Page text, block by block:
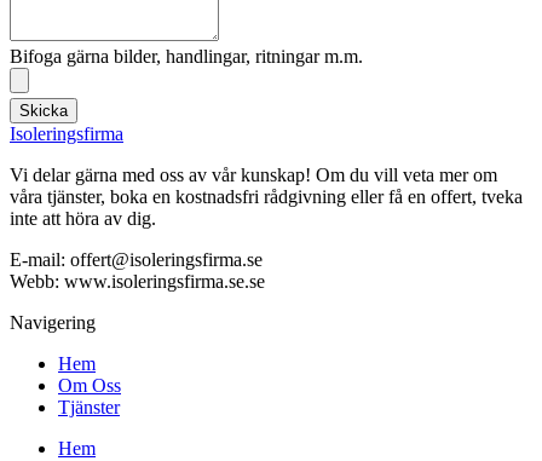
Bifoga gärna bilder, handlingar, ritningar m.m.
Skicka
Isoleringsfirma
Vi delar gärna med oss av vår kunskap! Om du vill veta mer om
våra tjänster, boka en kostnadsfri rådgivning eller få en offert, tveka
inte att höra av dig.
E-mail: offert@isoleringsfirma.se
Webb: www.isoleringsfirma.se.se
Navigering
Hem
Om Oss
Tjänster
Hem